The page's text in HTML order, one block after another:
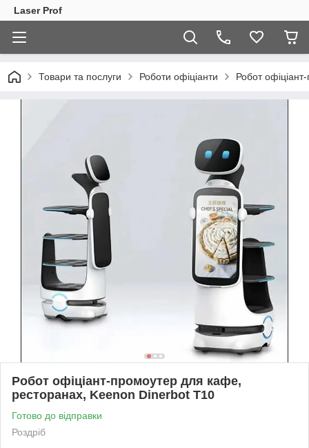
Laser Prof
Товари та послуги Роботи офіціанти Робот
Робот офіціант-промоутер для кафе,
ресторанах, Keenon Dinerbot T10
Готово до відправки
Роздріб